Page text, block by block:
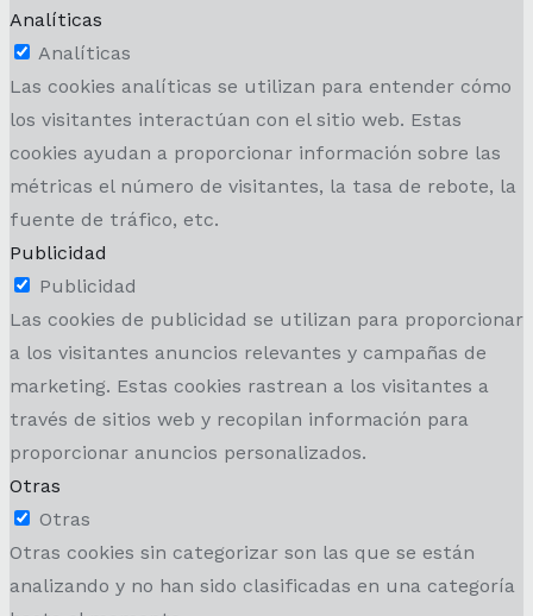
Analíticas
Analíticas
Las cookies analíticas se utilizan para entender cómo
los visitantes interactúan con el sitio web. Estas
cookies ayudan a proporcionar información sobre las
métricas el número de visitantes, la tasa de rebote, la
fuente de tráfico, etc.
Publicidad
Publicidad
Las cookies de publicidad se utilizan para proporcionar
a los visitantes anuncios relevantes y campañas de
marketing. Estas cookies rastrean a los visitantes a
través de sitios web y recopilan información para
proporcionar anuncios personalizados.
Otras
Otras
Otras cookies sin categorizar son las que se están
analizando y no han sido clasificadas en una categoría